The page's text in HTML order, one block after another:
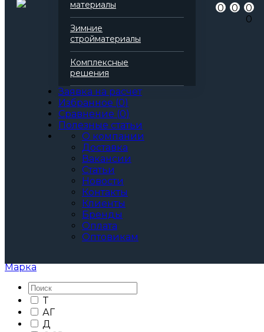
материалы
Зимние
стройматериалы
Комплексные
решения
Заявка на расчет
Избранное (0)
Сравнение (0)
Полезные статьи
О компании
Доставка
Вакансии
Статьи
Новости
Контакты
Клиенты
Бренды
Оплата
Оптовикам
0 0
0
0
Гидроизоляционные ленты (23)
Наплавляемая гидроизоляция (22)
Все товары
Герлен
Филигиз
Филизол
Филизол В
Филизол Н
Марка
T
АГ
Д